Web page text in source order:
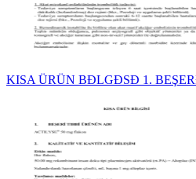
KISA ÜRÜN BĐLGĐSĐ 1.